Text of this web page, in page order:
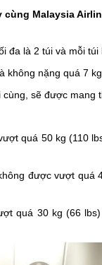
cùng Malaysia
đa là 2 túi và mỗi túi
không nặng quá 7 kg.
sẽ được mang
quá 50 kg (110
được vượt quá
quá 30 kg (66